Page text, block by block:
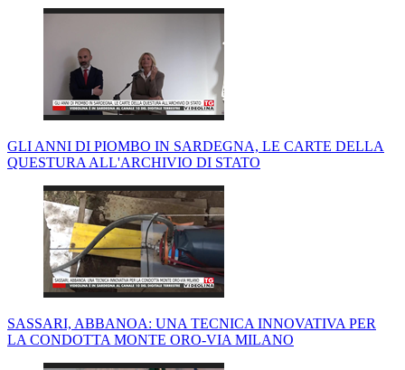
GLI ANNI DI PIOMBO IN SARDEGNA, LE CARTE DELLA
QUESTURA ALL'ARCHIVIO DI STATO
SASSARI, ABBANOA: UNA TECNICA INNOVATIVA PER
LA CONDOTTA MONTE ORO-VIA MILANO